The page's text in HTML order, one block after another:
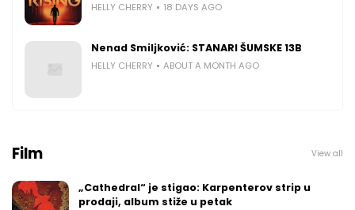
HELLY CHERRY 18 DAYS AGO
Nenad Smiljković: STANARI ŠUMSKE 13B
HELLY CHERRY ABOUT A MONTH AGO
Film View all
„Cathedral“ je stigao: Karpenterov strip u
prodaji, album stiže u petak